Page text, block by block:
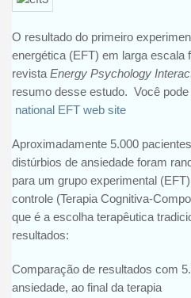
O resultado do primeiro
energética (EFT) em larga escala
revista Energy Psychology
resumo desse estudo. Você
national EFT web site
Aproximadamente 5.000
distúrbios de ansiedade foram
para um grupo experimental
controle (Terapia Cognitiva-
que é a escolha terapêutica
resultados:
Comparação de resultados com
ansiedade, ao final da terapia